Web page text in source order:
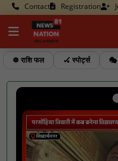
Contact Registration
☸️ राशि फल 🏑 स्पोर्ट्स 🎭